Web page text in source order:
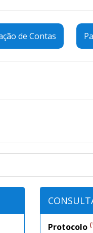
de Contas
Protocolo